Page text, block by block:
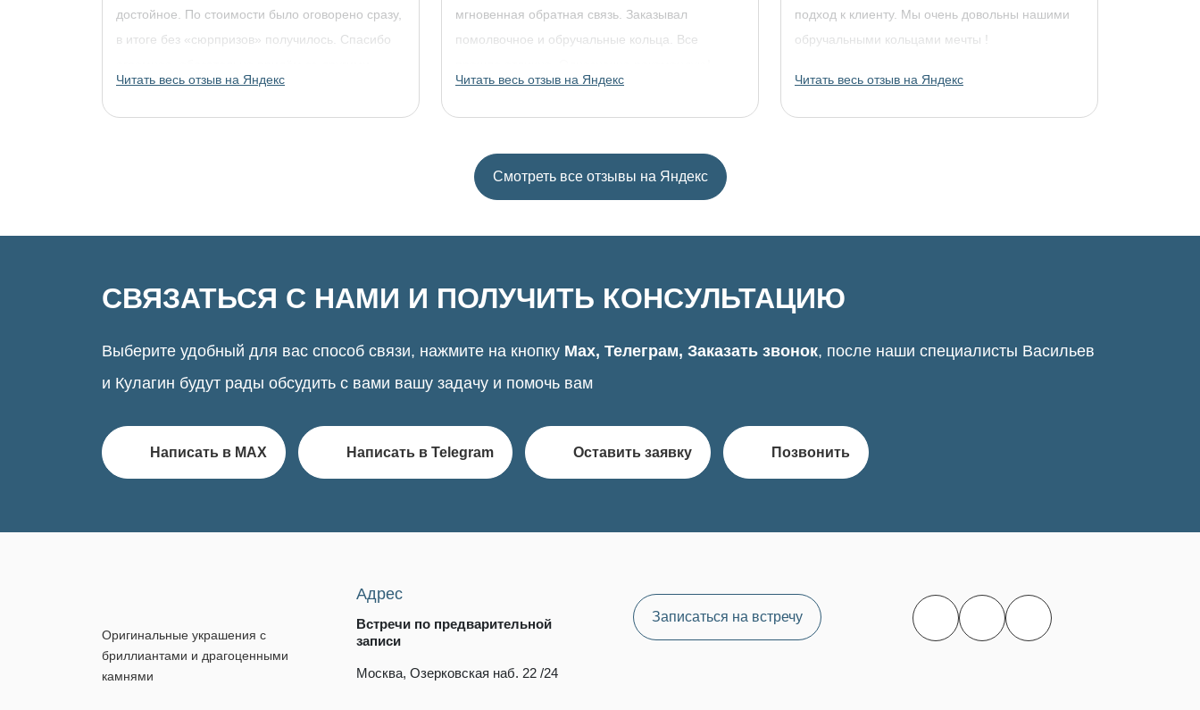
достойное. По стоимости было оговорено сразу,
в итоге без «сюрпризов» получилось. Спасибо
украшениями!
Читать весь отзыв на Яндекс
мгновенная обратная связь. Заказывал
помолвочное и обручальные кольца. Все
Читать весь отзыв на Яндекс
подход к клиенту. Мы очень довольны нашими
обручальными кольцами мечты !
Читать весь отзыв на Яндекс
Смотреть все отзывы на Яндекс
СВЯЗАТЬСЯ С НАМИ И ПОЛУЧИТЬ КОНСУЛЬТАЦИЮ
Выберите удобный для вас способ связи, нажмите на кнопку Max, Телеграм, Заказать звонок, после наши специалисты Васильев
и Кулагин будут рады обсудить с вами вашу задачу и помочь вам
Написать в MAX Написать в Telegram Оставить заявку Позвонить
Оригинальные украшения с
бриллиантами и драгоценными
камнями
Адрес
Встречи по предварительной
записи
Москва, Озерковская наб. 22 /24
Записаться на встречу